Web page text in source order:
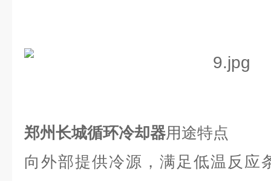
郑州长城循环冷却器用途特点
向外部提供冷源，满足低温反应